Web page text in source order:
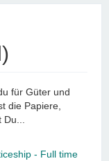
für Güter und
die Papiere,
Du...
- Full time